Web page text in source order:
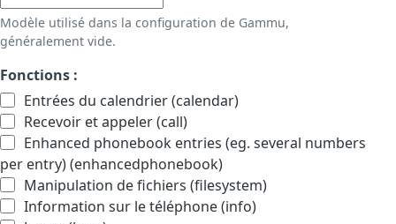
Modèle utilisé dans la configuration de Gammu,
généralement vide.
Fonctions :
Entrées du calendrier (calendar)
Recevoir et appeler (call)
Enhanced phonebook entries (eg. several numbers
per entry) (enhancedphonebook)
Manipulation de fichiers (filesystem)
Information sur le téléphone (info)